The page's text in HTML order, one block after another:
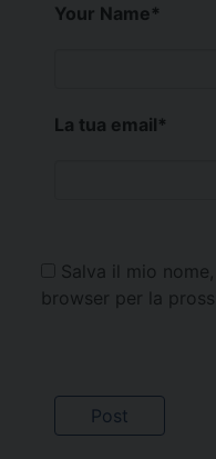
Your Name*
La tua email*
Salva il mio
browser per la